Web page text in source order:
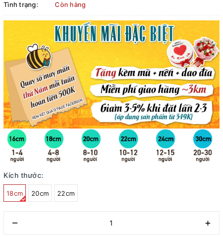
Tình trạng: Còn hàng
Kích thước:
18cm 20cm 22cm
– +